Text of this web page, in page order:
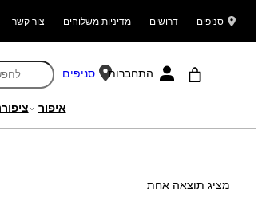
סניפים דרושים מדיניות משלוחים צור קשר
התחברות סניפים
איפור
מציג תוצאה אחת